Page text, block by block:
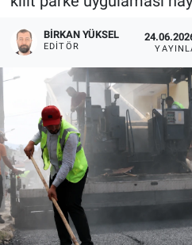
BIRKAN YÜKSEL
EDITÖR